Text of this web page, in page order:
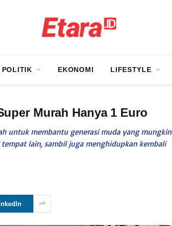
POLITIK EKONOMI LIFESTYLE
Murah Hanya 1 Euro
untuk membantu generasi muda yang mungkin
lain, sambil juga menghidupkan kembali